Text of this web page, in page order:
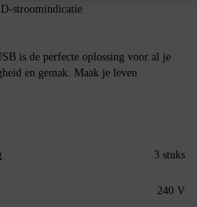
stroomindicatie
is de perfecte oplossing voor al je
en gemak. Maak je leven
3 stuks
240 V